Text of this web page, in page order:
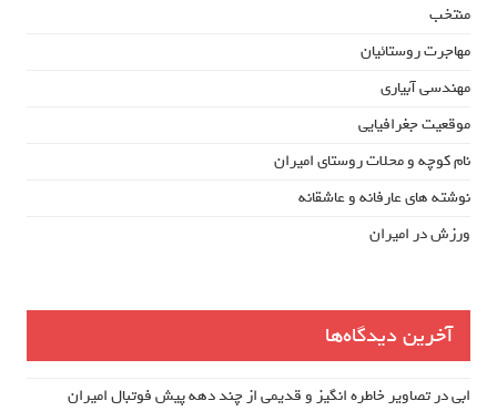
منتخب
مهاجرت روستائیان
مهندسی آبیاری
موقعیت جغرافیایی
نام کوچه و محلات روستای امیران
نوشته های عارفانه و عاشقانه
ورزش در امیران
آخرین دیدگاه‌ها
ابیدرتصاویر خاطره انگیز و قدیمی از چند دهه پیش فوتبال امیران